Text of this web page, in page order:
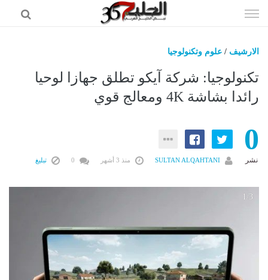
الى
الارشيف / علوم وتكنولوجيا
تكنولوجيا: شركة آيكو تطلق جهازا لوحيا
رائدا بشاشة 4K ومعالج قوي
0
نشر SULTAN ALQAHTANI منذ 3 أشهر تبليغ
1/3
اخبار الخليج